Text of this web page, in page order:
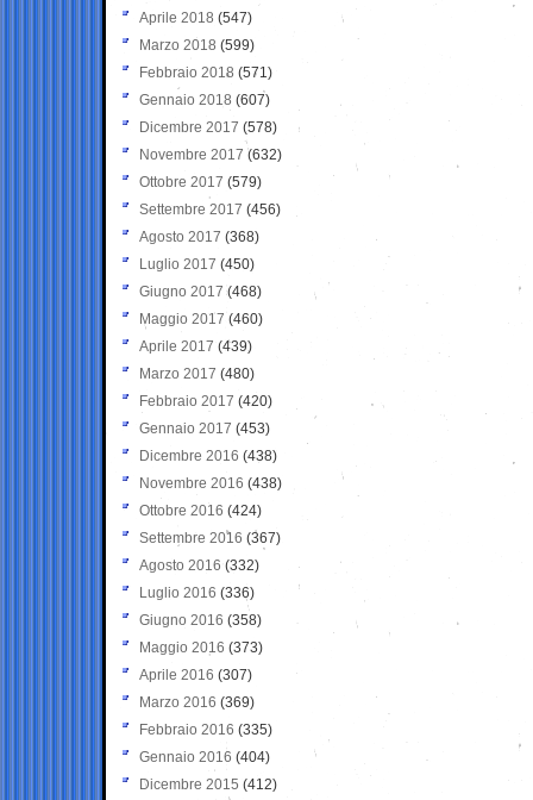
Aprile 2018 (547)
Marzo 2018 (599)
Febbraio 2018 (571)
Gennaio 2018 (607)
Dicembre 2017 (578)
Novembre 2017 (632)
Ottobre 2017 (579)
Settembre 2017 (456)
Agosto 2017 (368)
Luglio 2017 (450)
Giugno 2017 (468)
Maggio 2017 (460)
Aprile 2017 (439)
Marzo 2017 (480)
Febbraio 2017 (420)
Gennaio 2017 (453)
Dicembre 2016 (438)
Novembre 2016 (438)
Ottobre 2016 (424)
Settembre 2016 (367)
Agosto 2016 (332)
Luglio 2016 (336)
Giugno 2016 (358)
Maggio 2016 (373)
Aprile 2016 (307)
Marzo 2016 (369)
Febbraio 2016 (335)
Gennaio 2016 (404)
Dicembre 2015 (412)